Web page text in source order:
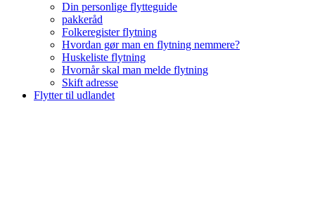
Din personlige flytteguide
pakkeråd
Folkeregister flytning
Hvordan gør man en flytning nemmere?
Huskeliste flytning
Hvornår skal man melde flytning
Skift adresse
Flytter til udlandet